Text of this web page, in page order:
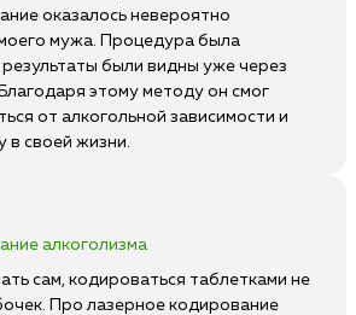
оказалось невероятно
мужа. Процедура была
были видны уже через
этому методу он смог
от алкогольной зависимости и
в своей жизни.
алкоголизма
сам, кодироваться таблетками не
Про лазерное кодирование